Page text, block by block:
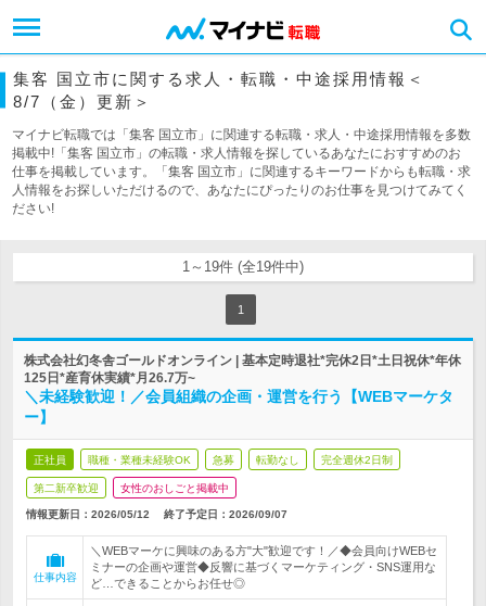
集客 国立市に関する求人・転職・中途採用情報＜
8/7（金）更新＞
マイナビ転職では「集客 国立市」に関連する転職・求人・中途採用情報を多数
掲載中!「集客 国立市」の転職・求人情報を探しているあなたにおすすめのお
仕事を掲載しています。「集客 国立市」に関連するキーワードからも転職・求
人情報をお探しいただけるので、あなたにぴったりのお仕事を見つけてみてく
ださい!
1～19件 (全19件中)
1
株式会社幻冬舎ゴールドオンライン | 基本定時退社*完休2日*土日祝休*年休
125日*産育休実績*月26.7万~
＼未経験歓迎！／会員組織の企画・運営を行う【WEBマーケタ
ー】
正社員 職種・業種未経験OK 急募 転勤なし 完全週休2日制
第二新卒歓迎 女性のおしごと掲載中
情報更新日：2026/05/12 終了予定日： 2026/09/07
仕事内容
＼WEBマーケに興味のある方"大"歓迎です！／◆会員向けWEBセ
ミナーの企画や運営◆反響に基づくマーケティング・SNS運用な
ど…できることからお任せ◎